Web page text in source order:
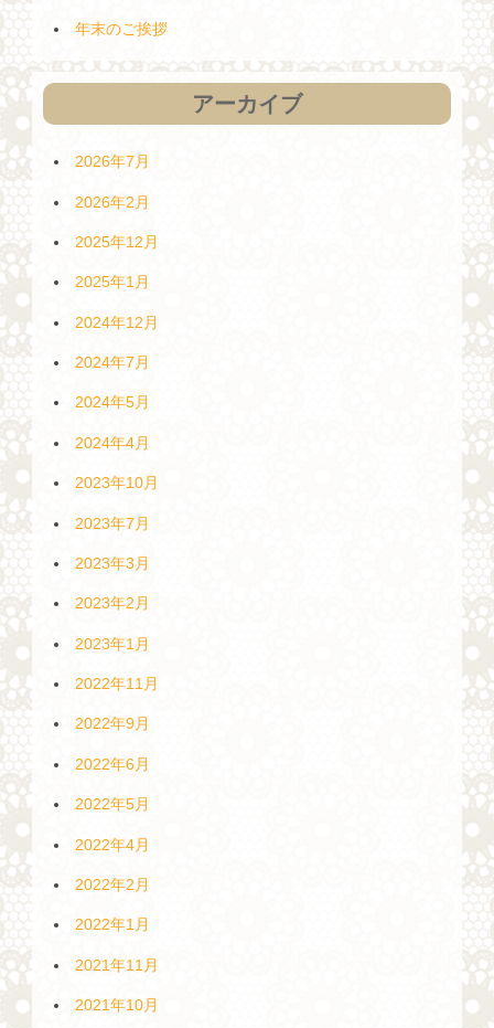
年末のご挨拶
アーカイブ
2026年7月
2026年2月
2025年12月
2025年1月
2024年12月
2024年7月
2024年5月
2024年4月
2023年10月
2023年7月
2023年3月
2023年2月
2023年1月
2022年11月
2022年9月
2022年6月
2022年5月
2022年4月
2022年2月
2022年1月
2021年11月
2021年10月